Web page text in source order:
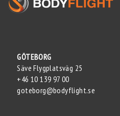
GÖTEBORG
Säve Flygplatsväg 25
+46 10 139 97 00
goteborg@bodyflight.se